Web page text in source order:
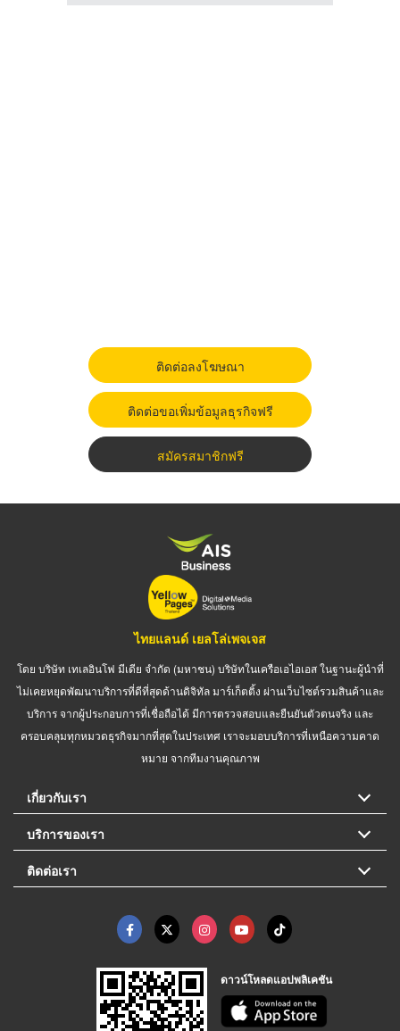
ติดต่อลงโฆษณา
ติดต่อขอเพิ่มข้อมูลธุรกิจฟรี
สมัครสมาชิกฟรี
ไทยแลนด์ เยลโล่เพจเจส
โดย บริษัท เทเลอินโฟ มีเดีย จำกัด (มหาชน) บริษัทในเครือเอไอเอส ในฐานะผู้นำที่
ไม่เคยหยุดพัฒนาบริการที่ดีที่สุดด้านดิจิทัล มาร์เก็ตติ้ง ผ่านเว็บไซต์รวมสินค้าและ
บริการ จากผู้ประกอบการที่เชื่อถือได้ มีการตรวจสอบและยืนยันตัวตนจริง และ
ครอบคลุมทุกหมวดธุรกิจมากที่สุดในประเทศ เราจะมอบบริการที่เหนือความคาด
หมาย จากทีมงานคุณภาพ
เกี่ยวกับเรา
บริการของเรา
ติดต่อเรา
ดาวน์โหลดแอปพลิเคชัน